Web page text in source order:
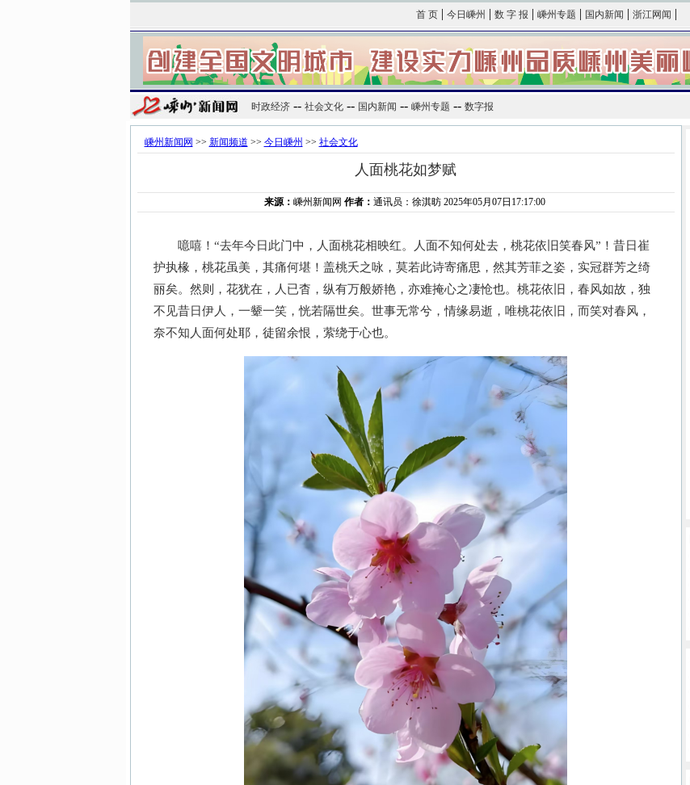
首 页| 今日嵊州 | 数 字 报 | 嵊州专题 | 国内新闻 | 浙江网闻 |
时政经济-- 社会文化-- 国内新闻 -- 嵊州专题 -- 数字报
嵊州新闻网 >> 新闻频道 >> 今日嵊州 >> 社会文化
人面桃花如梦赋
来源： 嵊州新闻网 作者： 通讯员：徐淇昉 2025年05月07日17:17:00
噫嘻！“去年今日此门中，人面桃花相映红。人面不知何处去，桃花依旧笑春风”！昔日崔
护执椽，桃花虽美，其痛何堪！盖桃夭之咏，莫若此诗寄痛思，然其芳菲之姿，实冠群芳之绮
丽矣。然则，花犹在，人已杳，纵有万般娇艳，亦难掩心之凄怆也。桃花依旧，春风如故，独
不见昔日伊人，一颦一笑，恍若隔世矣。世事无常兮，情缘易逝，唯桃花依旧，而笑对春风，
奈不知人面何处耶，徒留余恨，萦绕于心也。